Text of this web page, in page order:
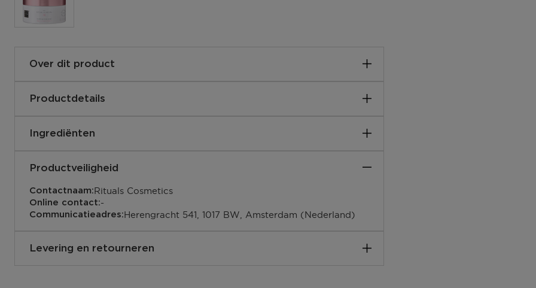
Over dit product
verzachtende oliën om dode huidcellen op milde en intensieve wijze te
Productdetails
Ingrediënten
Productveiligheid
Contactnaam:Rituals Cosmetics
Online contact:-
Communicatieadres:Herengracht 541, 1017 BW, Amsterdam (Nederland)
Levering en retourneren